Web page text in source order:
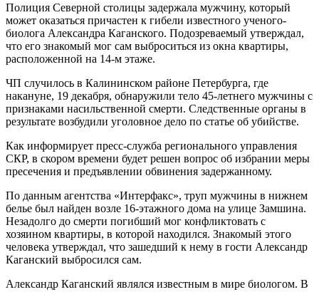
Полиция Северной столицы задержала мужчину, который
может оказаться причастен к гибели известного ученого-
биолога Александра Каганского. Подозреваемый утверждал,
что его знакомый мог сам выброситься из окна квартиры,
расположенной на 14-м этаже.
ЧП случилось в Калининском районе Петербурга, где
накануне, 19 декабря, обнаружили тело 45-летнего мужчины с
признаками насильственной смерти. Следственные органы в
результате возбудили уголовное дело по статье об убийстве.
Как информирует пресс-служба регионального управления
СКР, в скором времени будет решен вопрос об избрании меры
пресечения и предъявлении обвинения задержанному.
По данным агентства «Интерфакс», труп мужчины в нижнем
белье был найден возле 16-этажного дома на улице Замшина.
Незадолго до смерти погибший мог конфликтовать с
хозяином квартиры, в которой находился. Знакомый этого
человека утверждал, что зашедший к нему в гости Александр
Каганский выбросился сам.
Александр Каганский являлся известным в мире биологом. В